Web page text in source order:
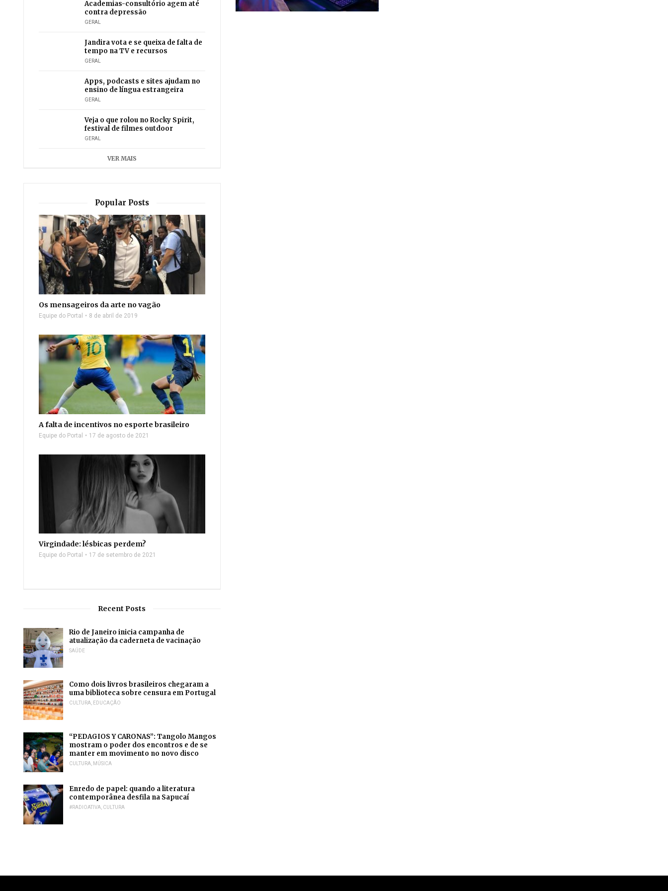
Academias-consultório agem até
contra depressão
GERAL
Jandira vota e se queixa de falta de
tempo na TV e recursos
GERAL
Apps, podcasts e sites ajudam no
ensino de língua estrangeira
GERAL
Veja o que rolou no Rocky Spirit,
festival de filmes outdoor
GERAL
VER MAIS
Popular Posts
Os mensageiros da arte no vagão
Equipe do Portal 8 de abril de 2019
A falta de incentivos no esporte brasileiro
Equipe do Portal 17 de agosto de 2021
Virgindade: lésbicas perdem?
Equipe do Portal 17 de setembro de 2021
Recent Posts
Rio de Janeiro inicia campanha de
atualização da caderneta de vacinação
SAÚDE
Como dois livros brasileiros chegaram a
uma biblioteca sobre censura em Portugal
CULTURA, EDUCAÇÃO
“PEDAGIOS Y CARONAS”: Tangolo Mangos
mostram o poder dos encontros e de se
manter em movimento no novo disco
CULTURA, MÚSICA
Enredo de papel: quando a literatura
contemporânea desfila na Sapucaí
#RADIOATIVA, CULTURA